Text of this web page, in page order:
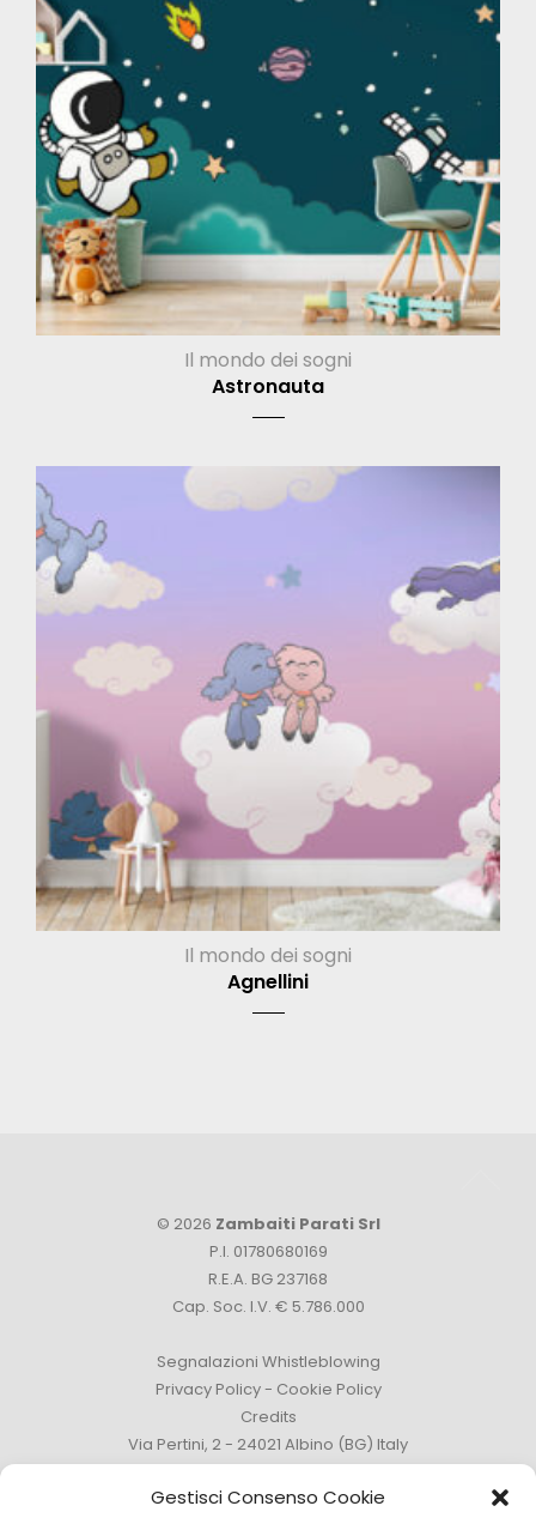
Gestisci Consenso Cookie
Il mondo dei sogni
Astronauta
Il mondo dei sogni
Agnellini
© 2026 Zambaiti Parati Srl
P.I. 01780680169
R.E.A. BG 237168
Cap. Soc. I.V. € 5.786.000
Segnalazioni Whistleblowing
Privacy Policy- Cookie Policy
Credits
Via Pertini, 2 - 24021 Albino (BG) Italy
Tel. +39 035 759111 -info@zambaitiparati.com